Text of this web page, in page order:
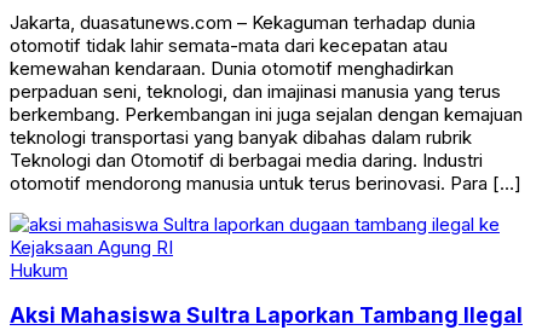
Jakarta, duasatunews.com – Kekaguman terhadap dunia
otomotif tidak lahir semata-mata dari kecepatan atau
kemewahan kendaraan. Dunia otomotif menghadirkan
perpaduan seni, teknologi, dan imajinasi manusia yang terus
berkembang. Perkembangan ini juga sejalan dengan kemajuan
teknologi transportasi yang banyak dibahas dalam rubrik
Teknologi dan Otomotif di berbagai media daring. Industri
otomotif mendorong manusia untuk terus berinovasi. Para […]
Hukum
Aksi Mahasiswa Sultra Laporkan Tambang Ilegal